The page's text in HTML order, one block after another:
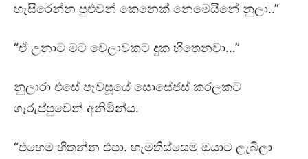
හැසිරෙන්න පුළුවන් කෙනෙක් නෙමෙයිනේ නුලා..”
“ඒ උනාට මට වෙලාවකට දුක හිතෙනවා…”
නුලාරා එසේ පැවසූයේ සොසේජස් කරලකට
ගෑරුප්පුවෙන් අනිමින්ය.
“එහෙම හිතන්න එපා. හැමතිස්සෙම ඔයාට ලැබිලා